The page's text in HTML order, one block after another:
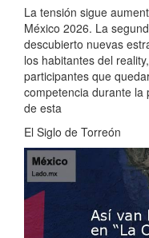
La tensión sigue
México 2026. La
descubierto nuevas
los habitantes del
participantes que
competencia durante la
de esta
El Siglo de Torreón